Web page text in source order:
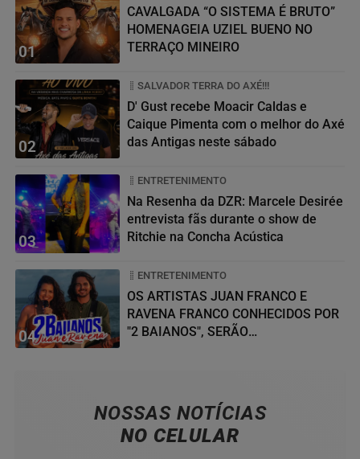
01
CAVALGADA “O SISTEMA É BRUTO”
HOMENAGEIA UZIEL BUENO NO
TERRAÇO MINEIRO
02
SALVADOR TERRA DO AXÉ!!!
D' Gust recebe Moacir Caldas e
Caique Pimenta com o melhor do Axé
das Antigas neste sábado
03
ENTRETENIMENTO
Na Resenha da DZR: Marcele Desirée
entrevista fãs durante o show de
Ritchie na Concha Acústica
04
ENTRETENIMENTO
OS ARTISTAS JUAN FRANCO E
RAVENA FRANCO CONHECIDOS POR
"2 BAIANOS", SERÃO
NOSSAS NOTÍCIAS
NO CELULAR